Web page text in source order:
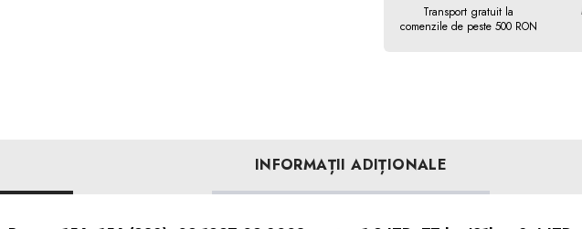
Transport gratuit la
comenzile de peste 500 RON
INFORMAȚII ADIȚIONALE